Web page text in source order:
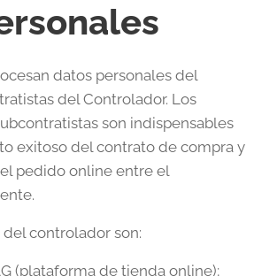
datos personales del
del Controlador. Los
son indispensables
exitoso del contrato de compra y
pedido online entre el
controlador son:
(plataforma de tienda online);